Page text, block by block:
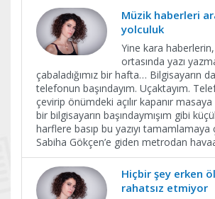
Müzik haberleri
yolculuk
Yine kara
ortasında yazı
çabaladığımız bir hafta… Bilgisayarın
telefonun başındayım. Uçaktayım.
çevirip önümdeki açılır kapanır
bir bilgisayarın başındaymışım gibi
harflere basıp bu yazıyı tamamlamaya
Sabiha Gökçen’e giden metrodan
Hiçbir şey erken
rahatsız etmiyor